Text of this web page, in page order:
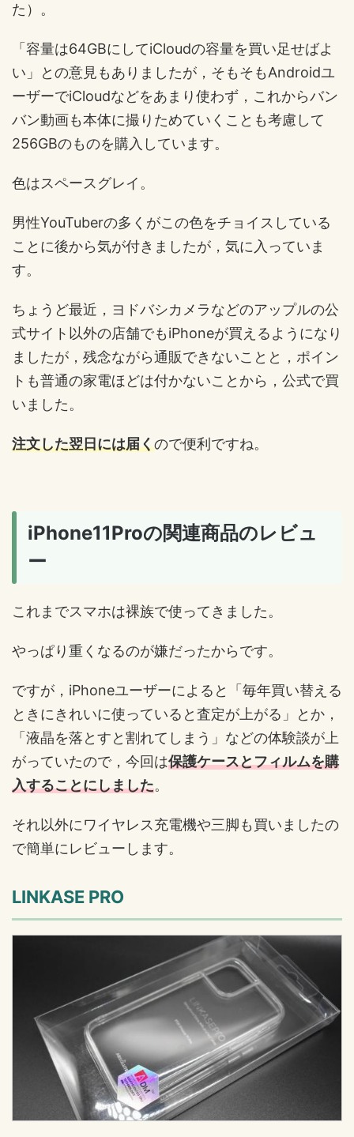
た）。
「容量は64GBにしてiCloudの容量を買い足せばよ
い」との意見もありましたが，そもそもAndroidユ
ーザーでiCloudなどをあまり使わず，これからバン
バン動画も本体に撮りためていくことも考慮して
256GBのものを購入しています。
色はスペースグレイ。
男性YouTuberの多くがこの色をチョイスしている
ことに後から気が付きましたが，気に入っていま
す。
ちょうど最近，ヨドバシカメラなどのアップルの公
式サイト以外の店舗でもiPhoneが買えるようになり
ましたが，残念ながら通販できないことと，ポイン
トも普通の家電ほどは付かないことから，公式で買
いました。
注文した翌日には届くので便利ですね。
iPhone11Proの関連商品のレビュ
ー
これまでスマホは裸族で使ってきました。
やっぱり重くなるのが嫌だったからです。
ですが，iPhoneユーザーによると「毎年買い替える
ときにきれいに使っていると査定が上がる」とか，
「液晶を落とすと割れてしまう」などの体験談が上
がっていたので，今回は保護ケースとフィルムを購
入することにしました。
それ以外にワイヤレス充電機や三脚も買いましたの
で簡単にレビューします。
LINKASE PRO